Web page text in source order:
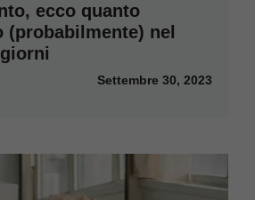
ecco quanto
(probabilmente) nel
Settembre 30, 2023